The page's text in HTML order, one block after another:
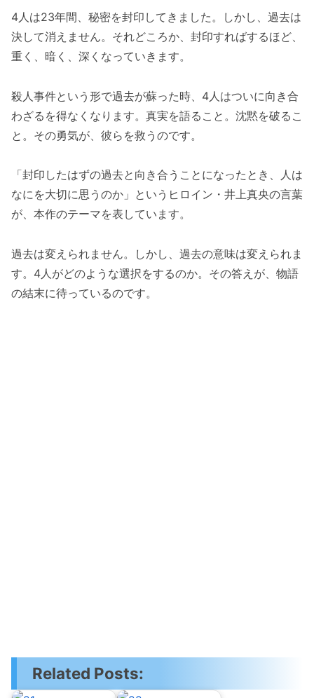
4人は23年間、秘密を封印してきました。しかし、過去は
決して消えません。それどころか、封印すればするほど、
重く、暗く、深くなっていきます。
殺人事件という形で過去が蘇った時、4人はついに向き合
わざるを得なくなります。真実を語ること。沈黙を破るこ
と。その勇気が、彼らを救うのです。
「封印したはずの過去と向き合うことになったとき、人は
なにを大切に思うのか」というヒロイン・井上真央の言葉
が、本作のテーマを表しています。
過去は変えられません。しかし、過去の意味は変えられま
す。4人がどのような選択をするのか。その答えが、物語
の結末に待っているのです。
Related Posts: